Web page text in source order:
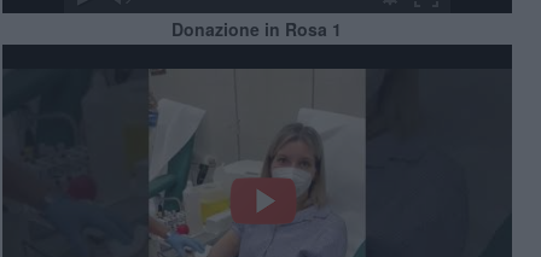
Donazione in Rosa 1